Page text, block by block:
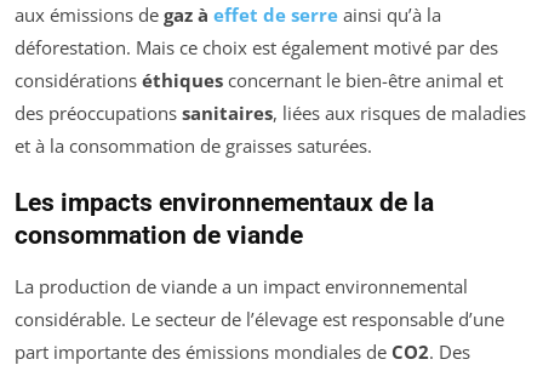
aux émissions de gaz à effet de serre ainsi qu’à la
déforestation. Mais ce choix est également motivé par des
considérations éthiques concernant le bien-être animal et
des préoccupations sanitaires, liées aux risques de maladies
et à la consommation de graisses saturées.
Les impacts environnementaux de la
consommation de viande
La production de viande a un impact environnemental
considérable. Le secteur de l’élevage est responsable d’une
part importante des émissions mondiales de CO2. Des